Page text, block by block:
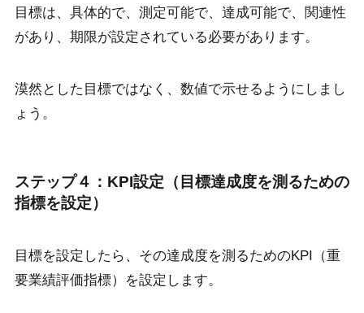
目標は、具体的で、測定可能で、達成可能で、関連性
があり、期限が設定されている必要があります。
漠然とした目標ではなく、数値で示せるようにしまし
ょう。
ステップ４：KPI設定（目標達成度を測るための
指標を設定）
目標を設定したら、その達成度を測るためのKPI（重
要業績評価指標）を設定します。